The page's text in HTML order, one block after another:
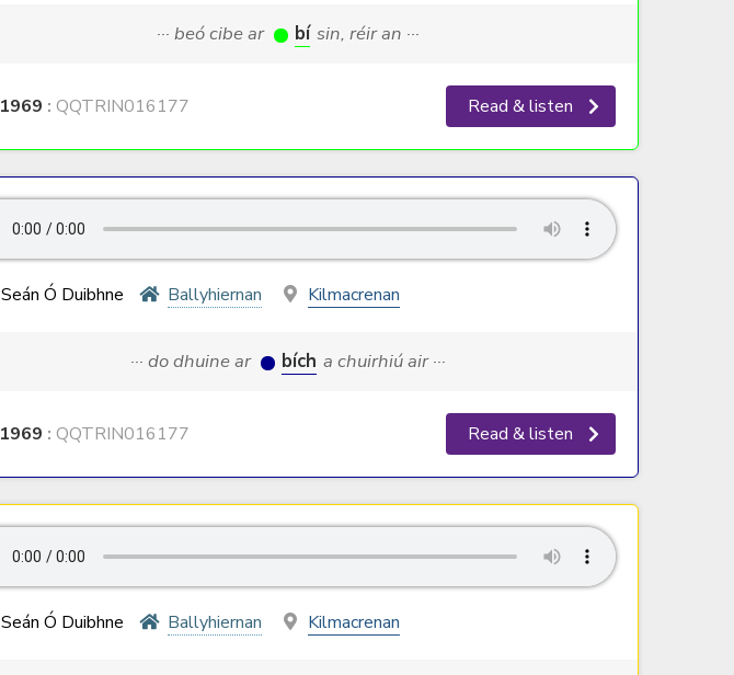
··· beó cibe ar bí sin, réir an ···
1969 : QQTRIN016177 Read & listen
Seán Ó Duibhne Ballyhiernan Kilmacrenan
··· do dhuine ar bích a chuirhiú air ···
1969 : QQTRIN016177 Read & listen
Seán Ó Duibhne Ballyhiernan Kilmacrenan